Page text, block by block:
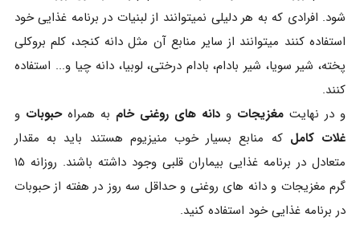
شود. افرادی که به هر دلیلی نمیتوانند از لبنیات در برنامه غذایی خود
استفاده کنند میتوانند از سایر منابع آن مثل دانه کنجد، کلم بروکلی
پخته، شیر سویا، شیر بادام، بادام درختی، لوبیا، دانه چیا و... استفاده
کنند.
و در نهایت مغزیجات و دانه های روغنی خام به همراهحبوبات و
غلات کاملکه منابع بسیار خوب منیزیوم هستند باید به مقدار
متعادل در برنامه غذایی بیماران قلبی وجود داشته باشند. روزانه ۱۵
گرم مغزیجات و دانه های روغنی و حداقل سه روز در هفته از حبوبات
در برنامه غذایی خود استفاده کنید.